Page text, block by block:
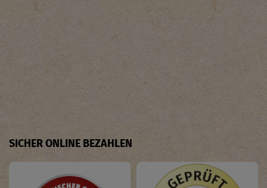
SICHER ONLINE BEZAHLEN